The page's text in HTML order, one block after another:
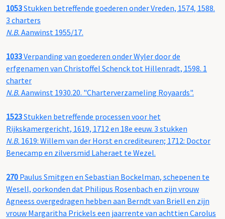
1053Stukken betreffende goederen onder Vreden, 1574, 1588.
3 charters
N.B. Aanwinst 1955/17.
1033Verpanding van goederen onder Wyler door de
erfgenamen van Christoffel Schenck tot Hillenradt, 1598. 1
charter
N.B. Aanwinst 1930.20. "Charterverzameling Royaards".
1523Stukken betreffende processen voor het
Rijkskamergericht, 1619, 1712 en 18e eeuw. 3 stukken
N.B. 1619: Willem van der Horst en crediteuren; 1712: Doctor
Benecamp en zilversmid Laheraet te Wezel.
270 Paulus Smitgen en Sebastian Bockelman, schepenen te
Wesell, oorkonden dat Philipus Rosenbach en zijn vrouw
Agneess overgedragen hebben aan Berndt van Briell en zijn
vrouw Margaritha Prickels een jaarrente van achttien Carolus